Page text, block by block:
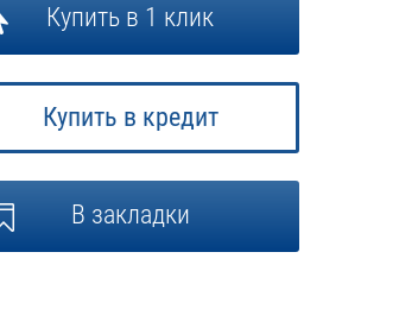
Купить в 1 клик
Купить в кредит
В закладки